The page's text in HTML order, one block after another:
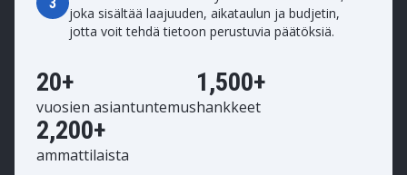
joka sisältää laajuuden, aikataulun ja budjetin,
jotta voit tehdä tietoon perustuvia päätöksiä.
20+
vuosien asiantuntemus
1,500+
hankkeet
2,200+
ammattilaista